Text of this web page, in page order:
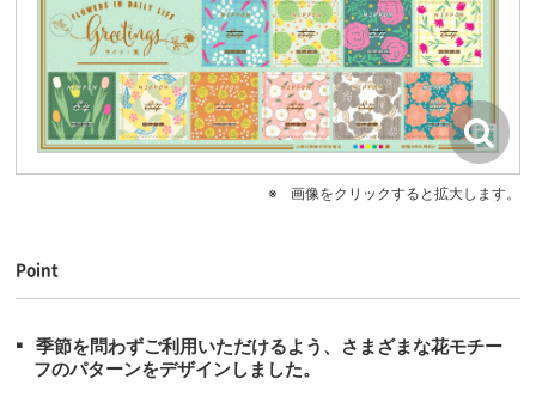
画像をクリックすると拡大します。
Point
季節を問わずご利用いただけるよう、さまざまな花モチー
フのパターンをデザインしました。